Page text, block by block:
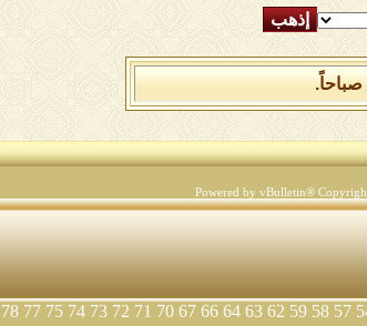
Powered by vBulletin®
57
58
59
62
63
64
66
67
70
71
72
73
74
75
77
78